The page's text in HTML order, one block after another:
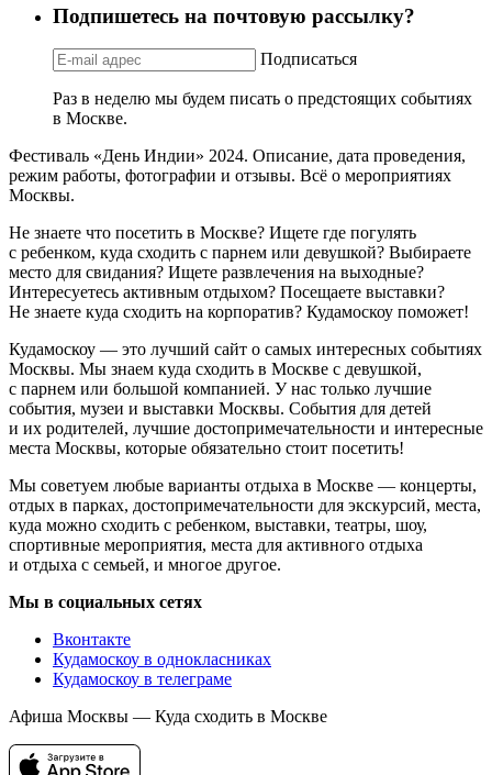
Подпишетесь на почтовую рассылку?
Подписаться
Раз в неделю мы будем писать о предстоящих событиях
в Москве.
Фестиваль «День Индии» 2024. Описание, дата проведения,
режим работы, фотографии и отзывы. Всё о мероприятиях
Москвы.
Не знаете что посетить в Москве? Ищете где погулять
с ребенком, куда сходить с парнем или девушкой? Выбираете
место для свидания? Ищете развлечения на выходные?
Интересуетесь активным отдыхом? Посещаете выставки?
Не знаете куда сходить на корпоратив? Кудамоскоу поможет!
Кудамоскоу — это лучший сайт о самых интересных событиях
Москвы. Мы знаем куда сходить в Москве с девушкой,
с парнем или большой компанией. У нас только лучшие
события, музеи и выставки Москвы. События для детей
и их родителей, лучшие достопримечательности и интересные
места Москвы, которые обязательно стоит посетить!
Мы советуем любые варианты отдыха в Москве — концерты,
отдых в парках, достопримечательности для экскурсий, места,
куда можно сходить с ребенком, выставки, театры, шоу,
спортивные мероприятия, места для активного отдыха
и отдыха с семьей, и многое другое.
Мы в социальных сетях
Вконтакте
Кудамоскоу в однокласниках
Кудамоскоу в телеграме
Афиша Москвы — Куда сходить в Москве